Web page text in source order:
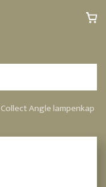
Collect Angle lampenkap